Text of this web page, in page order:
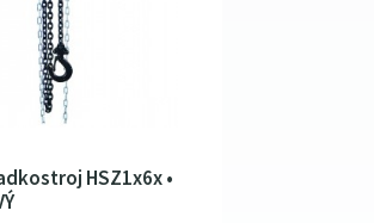
HSZ1x6x •